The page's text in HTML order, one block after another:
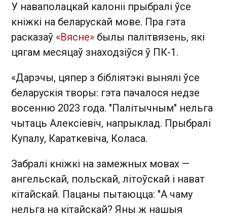
У наваполацкай калоніі прыбралі ўсе
кніжкі на беларускай мове. Пра гэта
расказаў «Вясне» былы палітвязень, які
цягам месяцаў знаходзіўся ў ПК-1.
«Дарэчы, цяпер з бібліятэкі вынялі ўсе
беларускія творы: гэта пачалося недзе
восенню 2023 года. "Палітычным" нельга
чытаць Алексіевіч, напрыклад. Прыбралі
Купалу, Караткевіча, Коласа.
Забралі кніжкі на замежных мовах —
ангельскай, польскай, літоўскай і нават
кітайскай. Пацаны пытаюцца: "А чаму
нельга на кітайскай? Яны ж нашыя